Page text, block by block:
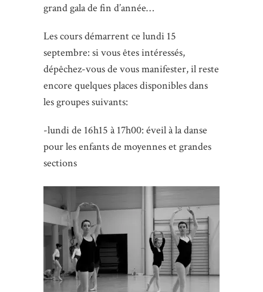
grand gala de fin d’année…
Les cours démarrent ce lundi 15
septembre: si vous êtes intéressés,
dépêchez-vous de vous manifester, il reste
encore quelques places disponibles dans
les groupes suivants:
-lundi de 16h15 à 17h00: éveil à la danse
pour les enfants de moyennes et grandes
sections